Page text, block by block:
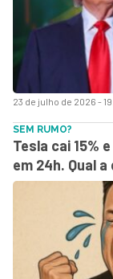
23 de julho de 2026 -
SEM RUMO?
Tesla cai 15%
em 24h. Qual